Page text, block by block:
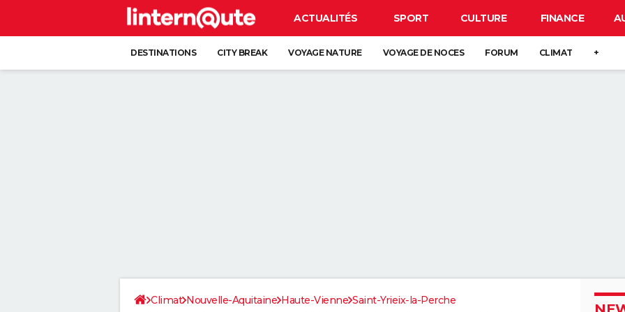
ACTUALITÉS SPORT CULTURE FINANCE
DESTINATIONS CITY BREAK VOYAGE NATURE VOYAGE DE NOCES FORUM CLIMAT +
Climat Nouvelle-Aquitaine Haute-Vienne Saint-Yrieix-la-Perche